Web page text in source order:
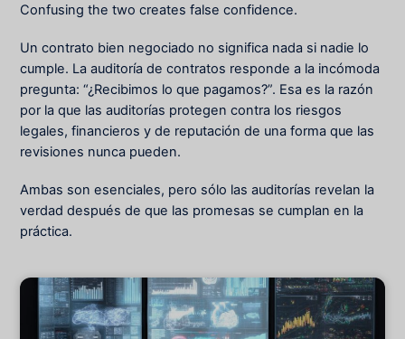
Confusing the two creates false confidence.
Un contrato bien negociado no significa nada si nadie lo
cumple. La auditoría de contratos responde a la incómoda
pregunta: “¿Recibimos lo que pagamos?”. Esa es la razón
por la que las auditorías protegen contra los riesgos
legales, financieros y de reputación de una forma que las
revisiones nunca pueden.
Ambas son esenciales, pero sólo las auditorías revelan la
verdad después de que las promesas se cumplan en la
práctica.